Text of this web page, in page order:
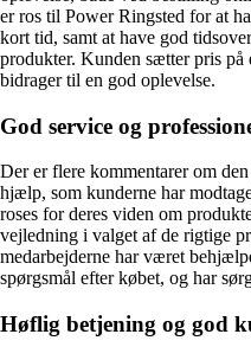
er ros til Power Ringsted for at
kort tid, samt at have god
produkter. Kunden sætter pris på
bidrager til en god oplevelse.
God service og
Der er flere kommentarer om
hjælp, som kunderne har
roses for deres viden om
vejledning i valget af de rigtige
medarbejderne har været
spørgsmål efter købet, og har
Høflig betjening og god